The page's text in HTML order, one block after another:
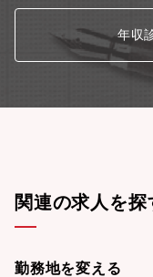
年収
関連の求人を探
勤務地を変える